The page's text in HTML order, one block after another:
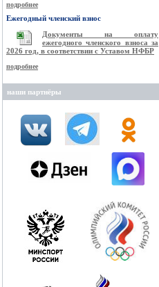
подробнее
Ежегодный членский взнос
Документы на оплату
ежегодного членского взноса за
2026 год, в соответствии с Уставом НФБР
подробнее
наши партнёры